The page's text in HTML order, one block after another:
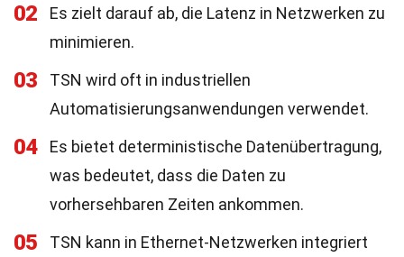
02
Es zielt darauf ab, die Latenz in Netzwerken zu
minimieren.
03
TSN wird oft in industriellen
Automatisierungsanwendungen verwendet.
04
Es bietet deterministische Datenübertragung,
was bedeutet, dass die Daten zu
vorhersehbaren Zeiten ankommen.
05
TSN kann in Ethernet-Netzwerken integriert